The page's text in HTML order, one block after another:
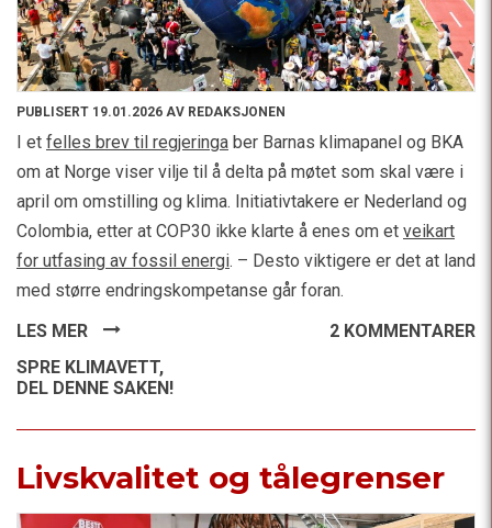
PUBLISERT 19.01.2026 AV REDAKSJONEN
I et felles brev til regjeringa ber Barnas klimapanel og BKA
om at Norge viser vilje til å delta på møtet som skal være i
april om omstilling og klima. Initiativtakere er Nederland og
Colombia, etter at COP30 ikke klarte å enes om et veikart
for utfasing av fossil energi. – Desto viktigere er det at land
med større endringskompetanse går foran.
LES MER
2 KOMMENTARER
SPRE KLIMAVETT,
DEL DENNE SAKEN!
Livskvalitet og tålegrenser